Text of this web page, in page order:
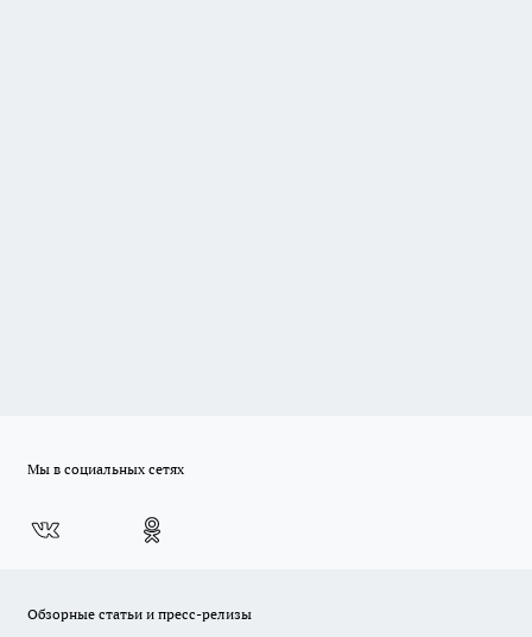
Мы в социальных сетях
Обзорные статьи и пресс-релизы